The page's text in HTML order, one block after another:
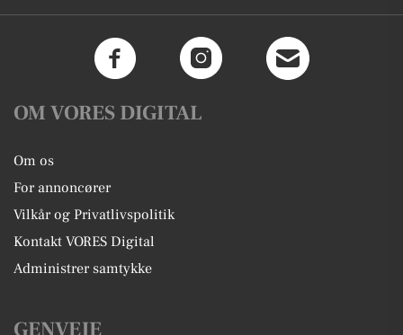
OM VORES DIGITAL
Om os
For annoncører
Vilkår og Privatlivspolitik
Kontakt VORES Digital
Administrer samtykke
GENVEJE